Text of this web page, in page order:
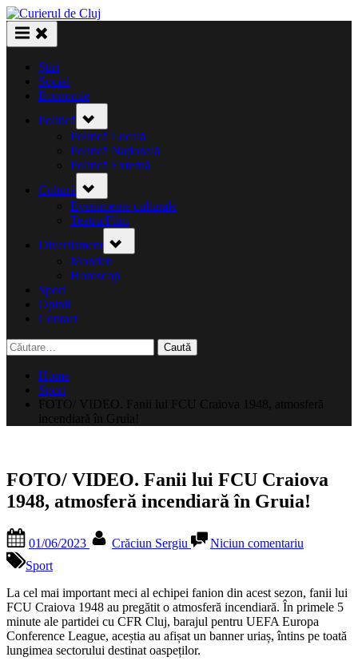
Skip
to
content
Știri
Social
Economie
Politică
sub-
menu
Politică Locală
Politică Națională
Politică Externă
Cultură
sub-
menu
Evenimente culturale
Teatru/Film
Divertisment sub-
menu
Monden
Horoscop
Sport
Opinii
Contact
Caută
după:
Home
Sport
FOTO/ VIDEO. Fanii lui FCU Craiova 1948, atmosferă
incendiară în Gruia!
FOTO/ VIDEO. Fanii lui FCU Craiova
1948, atmosferă incendiară în Gruia!
on
01/06/2023 Crăciun Sergiu Niciun comentariuFOTO/
lui
FCU
Craiova
1948,
Sport
La cel mai important meci al echipei fanion din acest sezon, fanii lui
FCU Craiova 1948 au pregătit o atmosferă incendiară. În primele 5
minute ale partidei cu CFR Cluj, barajul pentru UEFA Europa
Conference League, aceștia au afișat un banner uriaș, întins pe toată
lungimea sectorului destinat oaspeților.